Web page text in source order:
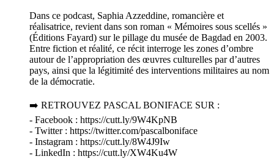
Dans ce podcast, Saphia Azzeddine, romancière et
réalisatrice, revient dans son roman « Mémoires sous scellés »
(Éditions Fayard) sur le pillage du musée de Bagdad en 2003.
Entre fiction et réalité, ce récit interroge les zones d’ombre
autour de l’appropriation des œuvres culturelles par d’autres
pays, ainsi que la légitimité des interventions militaires au nom
de la démocratie.
➡️ RETROUVEZ PASCAL BONIFACE SUR :
- Facebook : https://cutt.ly/9W4KpNB
- Twitter : https://twitter.com/pascalboniface
- Instagram : https://cutt.ly/8W4J9Iw
- LinkedIn : https://cutt.ly/XW4Ku4W